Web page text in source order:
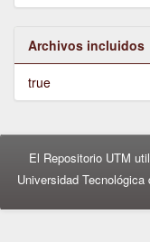
Archivos incluidos
true
El Repositorio UTM
Universidad